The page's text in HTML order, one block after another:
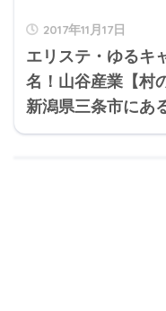
2017年11月17日
エリステ・ゆるキ
名！山谷産業【村
新潟県三条市にあ